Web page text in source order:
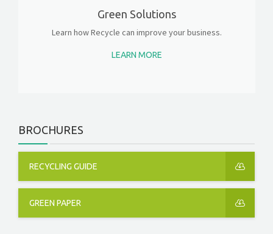
Green Solutions
Learn how Recycle can improve your business.
LEARN MORE
BROCHURES
RECYCLING GUIDE
GREEN PAPER